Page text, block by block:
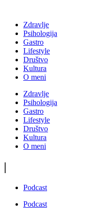
Zdravlje
Psihologija
Gastro
Lifestyle
Društvo
Kultura
O meni
Zdravlje
Psihologija
Gastro
Lifestyle
Društvo
Kultura
O meni
|
Podcast
Podcast